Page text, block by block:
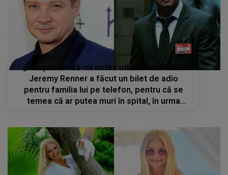
„Începusem să-mi notez utimele cuvinte”.
Jeremy Renner a făcut un bilet de adio
pentru familia lui pe telefon, pentru că se
temea că ar putea muri în spital, în urma